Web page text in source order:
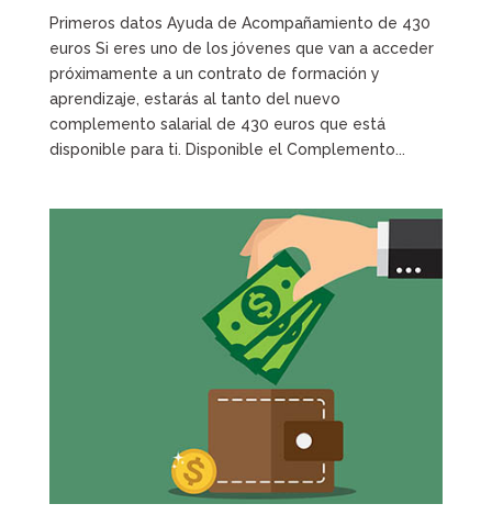
Primeros datos Ayuda de Acompañamiento de 430
euros Si eres uno de los jóvenes que van a acceder
próximamente a un contrato de formación y
aprendizaje, estarás al tanto del nuevo
complemento salarial de 430 euros que está
disponible para ti. Disponible el Complemento...